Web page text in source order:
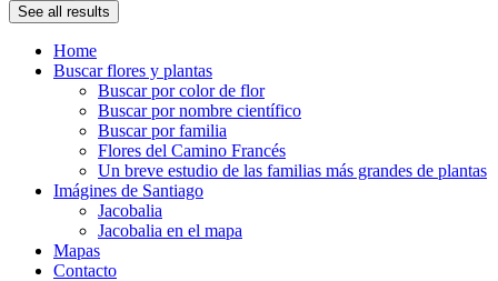
See all results
Home
Buscar flores y plantas
Buscar por color de flor
Buscar por nombre científico
Buscar por familia
Flores del Camino Francés
Un breve estudio de las familias más grandes de plantas
Imágines de Santiago
Jacobalia
Jacobalia en el mapa
Mapas
Contacto